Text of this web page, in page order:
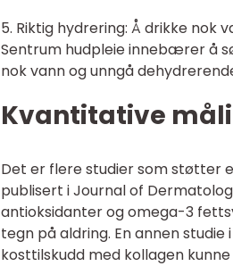
5. Riktig hydrering: Å drikke nok
Sentrum hudpleie innebærer å
nok vann og unngå
Kvantitative
Det er flere studier som støtter
publisert i Journal of
antioksidanter og omega-3
tegn på aldring. En annen
kosttilskudd med kollagen